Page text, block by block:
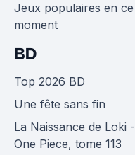
Jeux populaires en ce
moment
BD
Top 2026 BD
Une fête sans fin
La Naissance de Loki -
One Piece, tome 113